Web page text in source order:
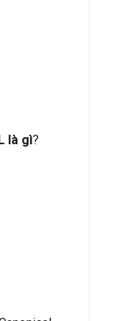
là gì?